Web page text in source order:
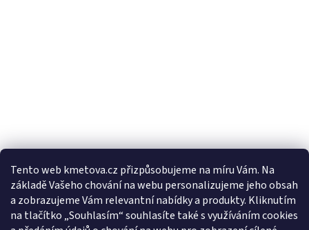
Tento web kmetova.cz přizpůsobujeme na míru Vám. Na
základě Vašeho chování na webu personalizujeme jeho obsah
a zobrazujeme Vám relevantní nabídky a produkty. Kliknutím
na tlačítko „Souhlasím“ souhlasíte také s využíváním cookies
Sledovat na Instagramu